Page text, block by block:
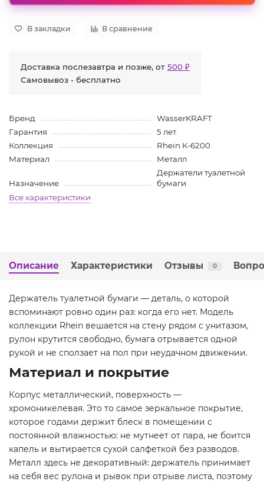
В закладки В сравнение
Доставка послезавтра и позже, от 500 ₽
Самовывоз - бесплатно
Бренд
WasserKRAFT
Гарантия
5 лет
Коллекция
Rhein К-6200
Материал
Металл
Назначение
Держатели туалетной
бумаги
Все характеристики
Описание Характеристики Отзывы 0
Держатель туалетной бумаги — деталь, о которой
вспоминают ровно один раз: когда его нет. Модель
коллекции Rhein вешается на стену рядом с унитазом,
рулон крутится свободно, бумага отрывается одной
рукой и не сползает на пол при неудачном движении.
Материал и покрытие
Корпус металлический, поверхность —
хромоникелевая. Это то самое зеркальное покрытие,
которое годами держит блеск в помещении с
постоянной влажностью: не мутнеет от пара, не боится
капель и вытирается сухой салфеткой без разводов.
Металл здесь не декоративный: держатель принимает
на себя вес рулона и рывок при отрыве листа, поэтому